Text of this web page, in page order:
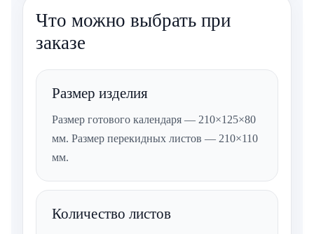
Что можно выбрать при
заказе
Размер изделия
Размер готового календаря — 210×125×80
мм. Размер перекидных листов — 210×110
мм.
Количество листов